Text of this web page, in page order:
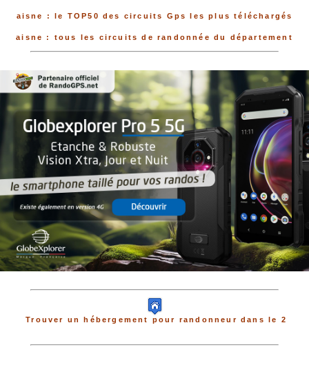
aisne : le TOP50 des circuits Gps les plus téléchargés
aisne : tous les circuits de randonnée du département
Trouver un hébergement pour randonneur dans le 2